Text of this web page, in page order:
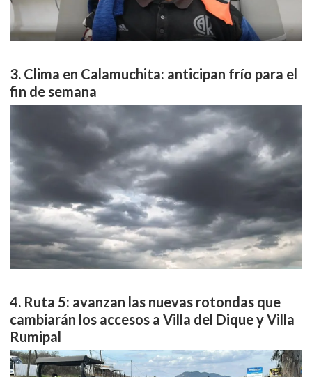
Clima en Calamuchita: anticipan frío para el
fin de semana
Ruta 5: avanzan las nuevas rotondas que
cambiarán los accesos a Villa del Dique y Villa
Rumipal